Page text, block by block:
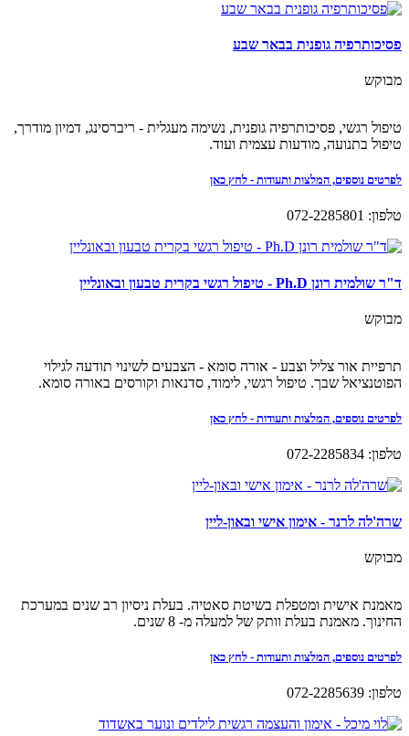
פסיכותרפיה גופנית בבאר שבע
מבוקש
טיפול רגשי, פסיכותרפיה גופנית, נשימה מעגלית - ריברסינג, דמיון מודרך,
טיפול בתנועה, מודעות עצמית ועוד.
לפרטים נוספים, המלצות ותעודות - לחץ כאן
טלפון: 072-2285801
ד"ר שולמית רונן Ph.D - טיפול רגשי בקרית טבעון ובאונליין
מבוקש
תרפיית אור צליל וצבע - אורה סומא - הצבעים לשינוי תודעה לגילוי
הפוטנציאל שבך. טיפול רגשי, לימוד, סדנאות וקורסים באורה סומא.
לפרטים נוספים, המלצות ותעודות - לחץ כאן
טלפון: 072-2285834
שרה'לה לרנר - אימון אישי ובאון-ליין
מבוקש
מאמנת אישית ומטפלת בשיטת סאטיה. בעלת ניסיון רב שנים במערכת
החינוך. מאמנת בעלת וותק של למעלה מ- 8 שנים.
לפרטים נוספים, המלצות ותעודות - לחץ כאן
טלפון: 072-2285639